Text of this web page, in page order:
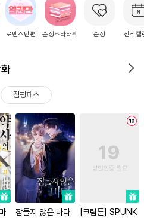
로맨스단편 순정스타터팩 순정 신작캘
점핑패스
잠들지 않은 바다
[크림툰] SPUNK